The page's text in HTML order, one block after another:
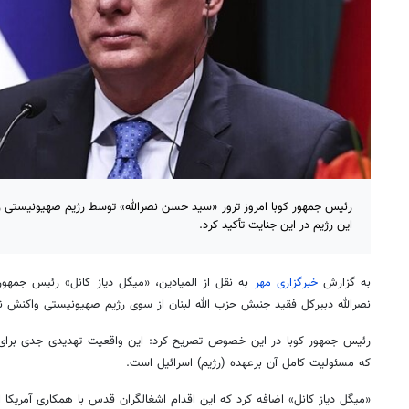
رئیس جمهور کوبا امروز ترور «سید حسن نصرالله» توسط رژیم صهیونیستی
این رژیم در این جنایت تأکید کرد.
به گزارشخبرگزاری مهر به نقل از المیادین، «میگل دیاز کانل» رئیس
نصرالله دبیرکل فقید جنبش حزب الله لبنان از سوی رژیم صهیونیستی واکنش
رئیس جمهور کوبا در این خصوص تصریح کرد: این واقعیت تهدیدی جدی
که مسئولیت کامل آن برعهده (رژیم) اسرائیل است.
«میگل دیاز کانل» اضافه کرد که این اقدام اشغالگران قدس با همکاری